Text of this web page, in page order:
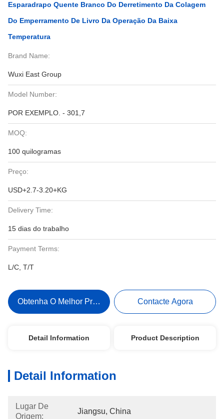
Esparadrapo Quente Branco Do Derretimento Da Colagem
Do Emperramento De Livro Da Operação Da Baixa
Temperatura
Brand Name:
Wuxi East Group
Model Number:
POR EXEMPLO. - 301,7
MOQ:
100 quilogramas
Preço:
USD+2.7-3.20+KG
Delivery Time:
15 dias do trabalho
Payment Terms:
L/C, T/T
Obtenha O Melhor Preço Contacte Agora
Detail Information Product Description
Detail Information
Lugar De
Origem:
Jiangsu, China